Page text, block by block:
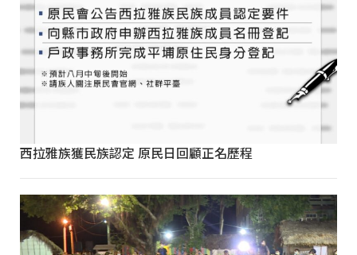
西拉雅族獲民族認定 原民日回顧正名歷程